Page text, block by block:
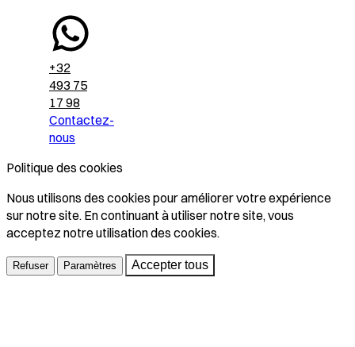
+32
493 75
17 98
Contactez-
nous
Politique des cookies
Nous utilisons des cookies pour améliorer votre expérience
sur notre site. En continuant à utiliser notre site, vous
acceptez notre utilisation des cookies.
Refuser Paramètres Accepter tous